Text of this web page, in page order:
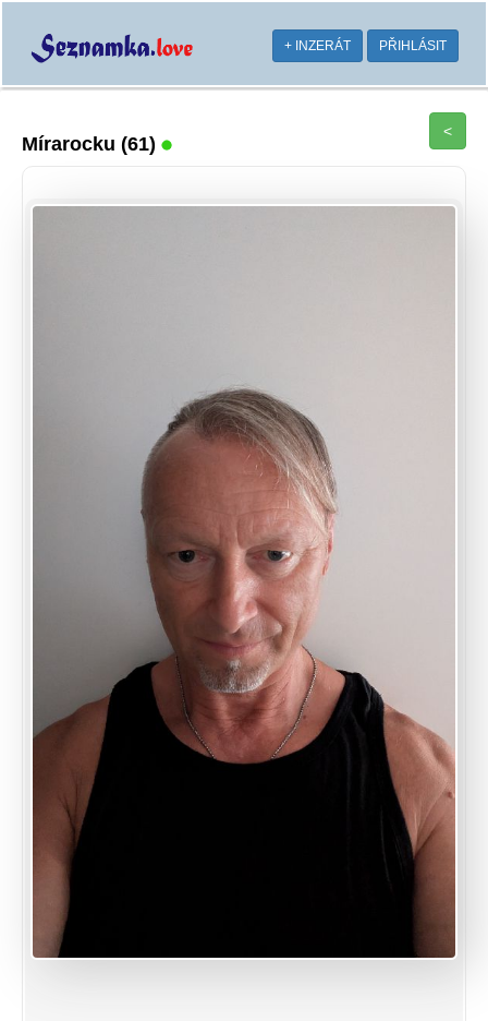
+ INZERÁT PŘIHLÁSIT
Mírarocku (61)
<